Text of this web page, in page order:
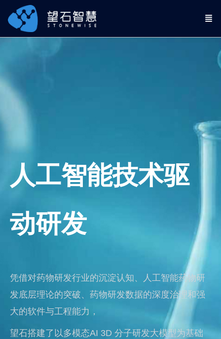
人工智能技术驱
动研发
凭借对药物研发行业的沉淀认知、人工智能药物研
发底层理论的突破、药物研发数据的深度治理和强
大的软件与工程能力，
望石搭建了以多模态AI 3D 分子研发大模型为基础